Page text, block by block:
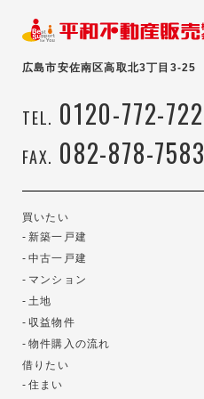
広島市安佐南区高取北3丁目3-25
TEL. 0120-772-722
FAX. 082-878-7583
買いたい
新築一戸建
中古一戸建
マンション
土地
収益物件
物件購入の流れ
借りたい
住まい